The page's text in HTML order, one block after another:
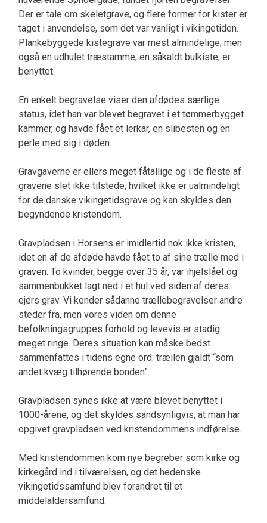
Der er tale om skeletgrave, og flere former for kister er
taget i anvendelse, som det var vanligt i vikingetiden.
Plankebyggede kistegrave var mest almindelige, men
også en udhulet træstamme, en såkaldt bulkiste, er
benyttet.
En enkelt begravelse viser den afdødes særlige
status, idet han var blevet begravet i et tømmerbygget
kammer, og havde fået et lerkar, en slibesten og en
perle med sig i døden.
Gravgaverne er ellers meget fåtallige og i de fleste af
gravene slet ikke tilstede, hvilket ikke er ualmindeligt
for de danske vikingetidsgrave og kan skyldes den
begyndende kristendom.
Gravpladsen i Horsens er imidlertid nok ikke kristen,
idet en af de afdøde havde fået to af sine trælle med i
graven. To kvinder, begge over 35 år, var ihjelslået og
sammenbukket lagt ned i et hul ved siden af deres
ejers grav. Vi kender sådanne trællebegravelser andre
steder fra, men vores viden om denne
befolkningsgruppes forhold og levevis er stadig
meget ringe. Deres situation kan måske bedst
sammenfattes i tidens egne ord: trællen gjaldt “som
andet kvæg tilhørende bonden”.
Gravpladsen synes ikke at være blevet benyttet i
1000-årene, og det skyldes sandsynligvis, at man har
opgivet gravpladsen ved kristendommens indførelse.
Med kristendommen kom nye begreber som kirke og
kirkegård ind i tilværelsen, og det hedenske
vikingetidssamfund blev forandret til et
middelaldersamfund.